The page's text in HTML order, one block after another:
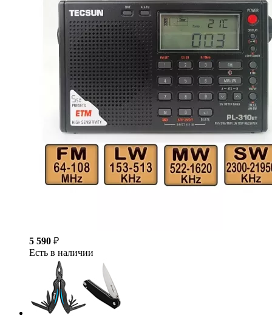
5 590 ₽
Есть в наличии